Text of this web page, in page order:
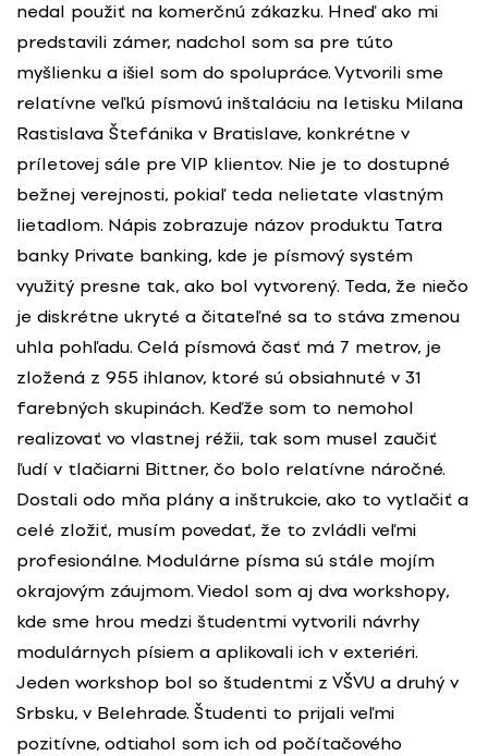
nedal použiť na komerčnú zákazku. Hneď ako mi
predstavili zámer, nadchol som sa pre túto
myšlienku a išiel som do spolupráce. Vytvorili sme
relatívne veľkú písmovú inštaláciu na letisku Milana
Rastislava Štefánika v Bratislave, konkrétne v
príletovej sále pre VIP klientov. Nie je to dostupné
bežnej verejnosti, pokiaľ teda nelietate vlastným
lietadlom. Nápis zobrazuje názov produktu Tatra
banky Private banking, kde je písmový systém
využitý presne tak, ako bol vytvorený. Teda, že niečo
je diskrétne ukryté a čitateľné sa to stáva zmenou
uhla pohľadu. Celá písmová časť má 7 metrov, je
zložená z 955 ihlanov, ktoré sú obsiahnuté v 31
farebných skupinách. Keďže som to nemohol
realizovať vo vlastnej réžii, tak som musel zaučiť
ľudí v tlačiarni Bittner, čo bolo relatívne náročné.
Dostali odo mňa plány a inštrukcie, ako to vytlačiť a
celé zložiť, musím povedať, že to zvládli veľmi
profesionálne. Modulárne písma sú stále mojím
okrajovým záujmom. Viedol som aj dva workshopy,
kde sme hrou medzi študentmi vytvorili návrhy
modulárnych písiem a aplikovali ich v exteriéri.
Jeden workshop bol so študentmi z VŠVU a druhý v
Srbsku, v Belehrade. Študenti to prijali veľmi
pozitívne, odtiahol som ich od počítačového